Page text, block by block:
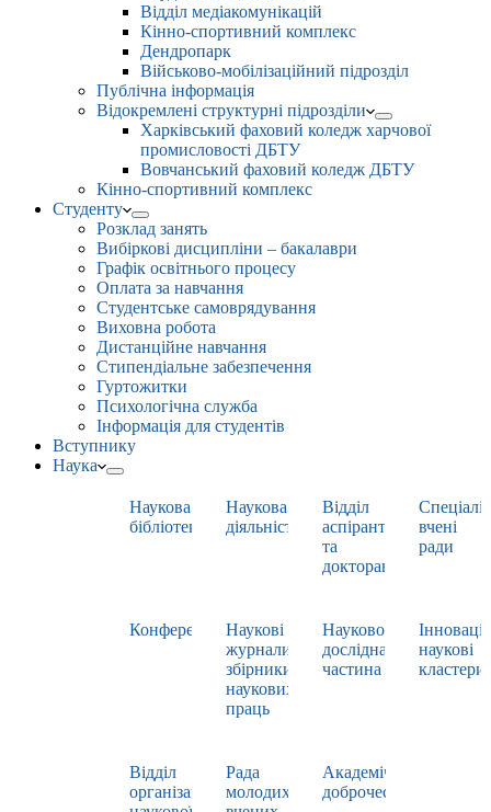
Відділ медіакомунікацій
Кінно-спортивний комплекс
Дендропарк
Військово-мобілізаційний підрозділ
Публічна інформація
Відокремлені структурні підрозділи
Харківський фаховий коледж харчової
промисловості ДБТУ
Вовчанський фаховий коледж ДБТУ
Кінно-спортивний комплекс
Студенту
Розклад занять
Вибіркові дисципліни – бакалаври
Графік освітнього процесу
Оплата за навчання
Студентське самоврядування
Виховна робота
Дистанційне навчання
Стипендіальне забезпечення
Гуртожитки
Психологічна служба
Інформація для студентів
Вступнику
Наука
Наукова
бібліотека
Наукова
діяльність
Відділ
аспірантури
та
докторантури
вчені
ради
Конференції
Наукові
журнали,
збірники
наукових
праць
Науково-
дослідна
частина
наукові
кластери
Відділ
організації
Рада
молодих
Академічна
доброчесність